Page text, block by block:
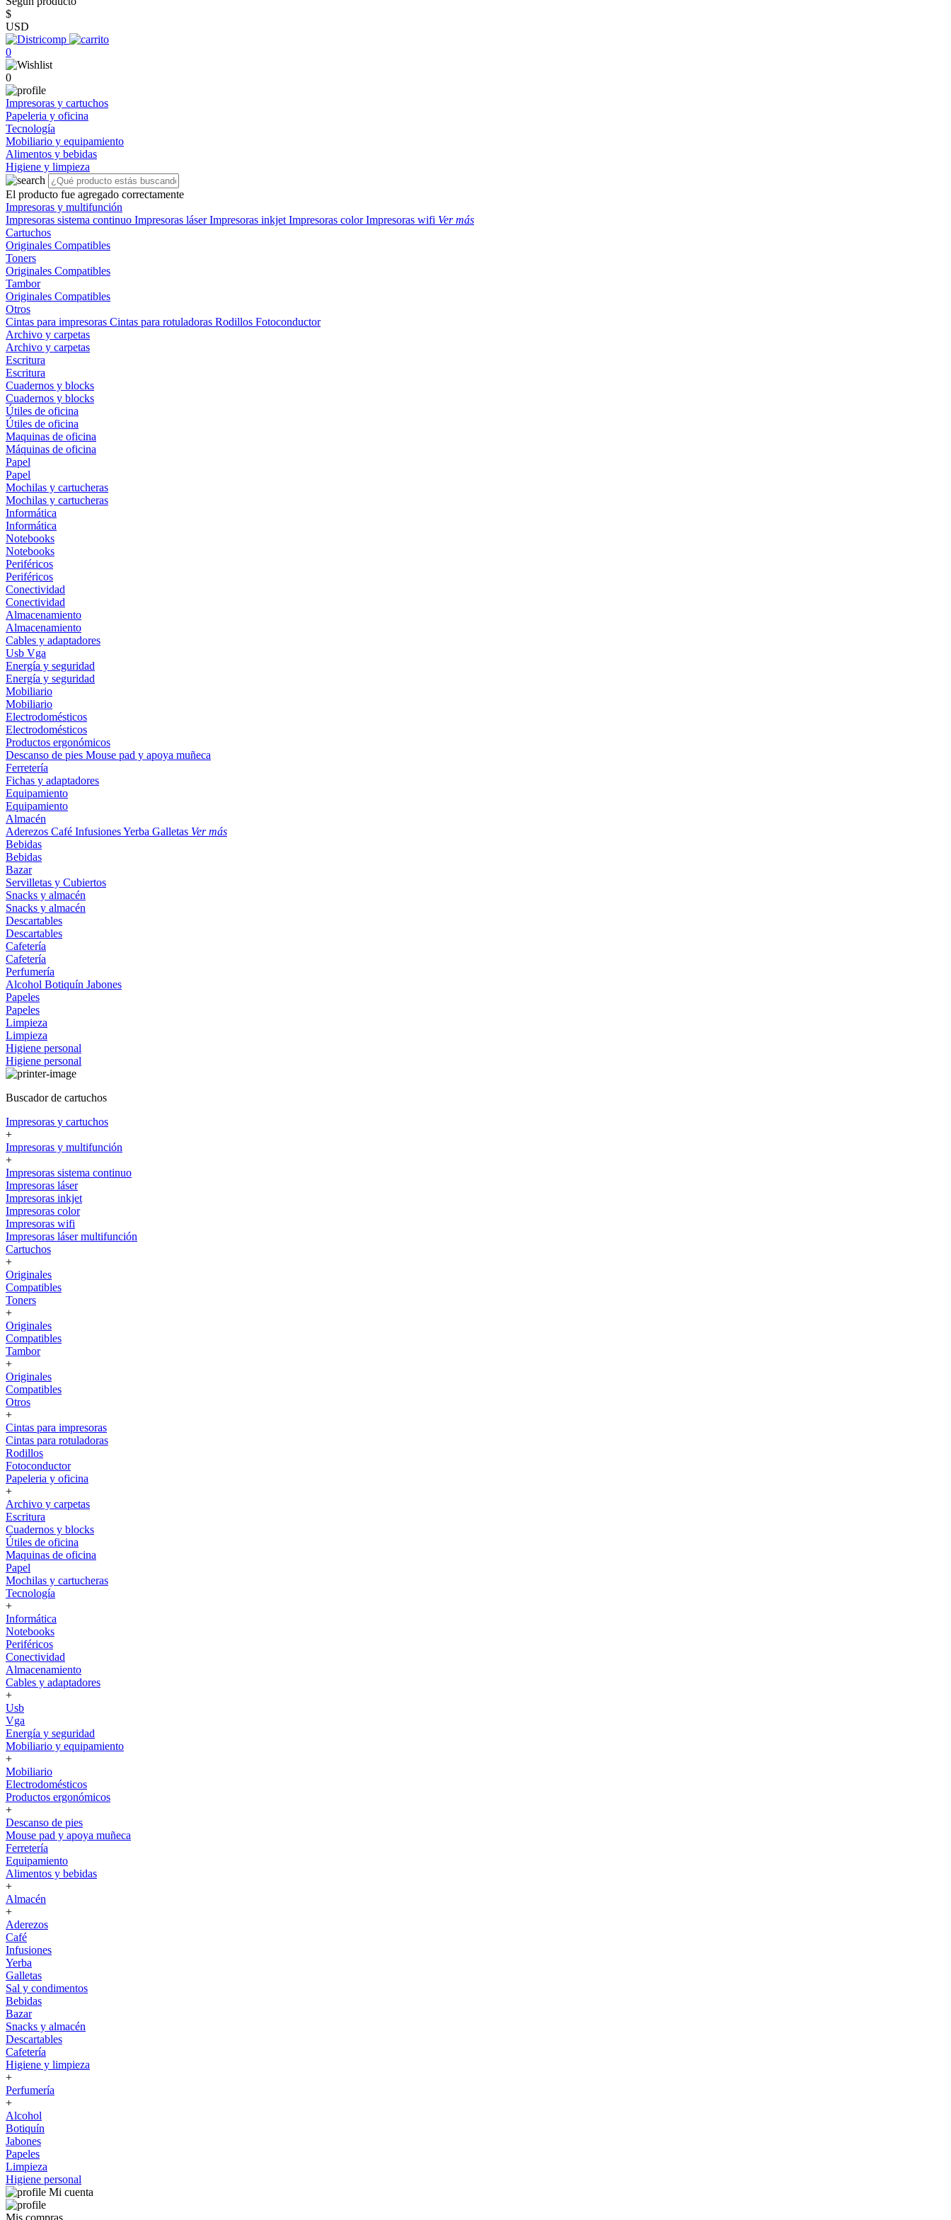
$
USD
0
0
Impresoras y cartuchos
Papeleria y oficina
Tecnología
Mobiliario y equipamiento
Alimentos y bebidas
Higiene y limpieza
El producto fue agregado correctamente
Impresoras y multifunción
Impresoras sistema continuo Impresoras láserImpresoras inkjet Impresoras colorImpresoras wifi Ver más
Cartuchos
Originales Compatibles
Toners
Originales Compatibles
Tambor
Originales Compatibles
Otros
Cintas para impresoras Cintas para rotuladoras Rodillos Fotoconductor
Archivo y carpetas
Archivo y carpetas
Escritura
Escritura
Cuadernos y blocks
Cuadernos y blocks
Útiles de oficina
Útiles de oficina
Maquinas de oficina
Máquinas de oficina
Papel
Papel
Mochilas y cartucheras
Mochilas y cartucheras
Informática
Informática
Notebooks
Notebooks
Periféricos
Periféricos
Conectividad
Conectividad
Almacenamiento
Almacenamiento
Cables y adaptadores
Usb Vga
Energía y seguridad
Energía y seguridad
Mobiliario
Mobiliario
Electrodomésticos
Electrodomésticos
Productos ergonómicos
Descanso de pies Mouse pad y apoya muñeca
Ferretería
Fichas y adaptadores
Equipamiento
Equipamiento
Almacén
Aderezos Café InfusionesYerba Galletas Ver más
Bebidas
Bebidas
Bazar
Servilletas y Cubiertos
Snacks y almacén
Snacks y almacén
Descartables
Descartables
Cafetería
Cafetería
Perfumería
Alcohol Botiquín Jabones
Papeles
Papeles
Limpieza
Limpieza
Higiene personal
Higiene personal
Buscador de cartuchos
Impresoras y cartuchos
+
Impresoras y multifunción
+
Impresoras sistema continuo
Impresoras láser
Impresoras inkjet
Impresoras color
Impresoras wifi
Impresoras láser multifunción
Cartuchos
+
Originales
Compatibles
Toners
+
Originales
Compatibles
Tambor
+
Originales
Compatibles
Otros
+
Cintas para impresoras
Cintas para rotuladoras
Rodillos
Fotoconductor
Papeleria y oficina
+
Archivo y carpetas
Escritura
Cuadernos y blocks
Útiles de oficina
Maquinas de oficina
Papel
Mochilas y cartucheras
Tecnología
+
Informática
Notebooks
Periféricos
Conectividad
Almacenamiento
Cables y adaptadores
+
Usb
Vga
Energía y seguridad
Mobiliario y equipamiento
+
Mobiliario
Electrodomésticos
Productos ergonómicos
+
Descanso de pies
Mouse pad y apoya muñeca
Ferretería
Equipamiento
Alimentos y bebidas
+
Almacén
+
Aderezos
Café
Infusiones
Yerba
Galletas
Sal y condimentos
Bebidas
Bazar
Snacks y almacén
Descartables
Cafetería
Higiene y limpieza
+
Perfumería
+
Alcohol
Botiquín
Jabones
Papeles
Limpieza
Higiene personal
Mi cuenta
Mis compras